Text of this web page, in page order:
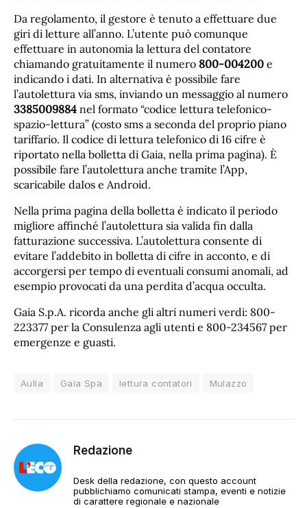
Da regolamento, il gestore è tenuto a effettuare due
giri di letture all’anno. L’utente può comunque
effettuare in autonomia la lettura del contatore
chiamando gratuitamente il numero 800-004200 e
indicando i dati. In alternativa è possibile fare
l’autolettura via sms, inviando un messaggio al numero
3385009884 nel formato “codice lettura telefonico-
spazio-lettura” (costo sms a seconda del proprio piano
tariffario. Il codice di lettura telefonico di 16 cifre è
riportato nella bolletta di Gaia, nella prima pagina). È
possibile fare l’autolettura anche tramite l’App,
scaricabile daIos e Android.
Nella prima pagina della bolletta è indicato il periodo
migliore affinché l’autolettura sia valida fin dalla
fatturazione successiva. L’autolettura consente di
evitare l’addebito in bolletta di cifre in acconto, e di
accorgersi per tempo di eventuali consumi anomali, ad
esempio provocati da una perdita d’acqua occulta.
Gaia S.p.A. ricorda anche gli altri numeri verdi: 800-
223377 per la Consulenza agli utenti e 800-234567 per
emergenze e guasti.
Aulla Gaia Spa lettura contatori Mulazzo
Redazione
Desk della redazione, con questo account
pubblichiamo comunicati stampa, eventi e notizie
di carattere regionale e nazionale